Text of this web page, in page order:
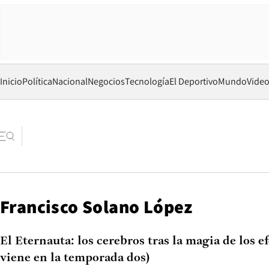
InicioPolíticaNacionalNegociosTecnologíaEl DeportivoMundo
Francisco Solano López
El Eternauta: los cerebros tras la magia de los
viene en la temporada dos)